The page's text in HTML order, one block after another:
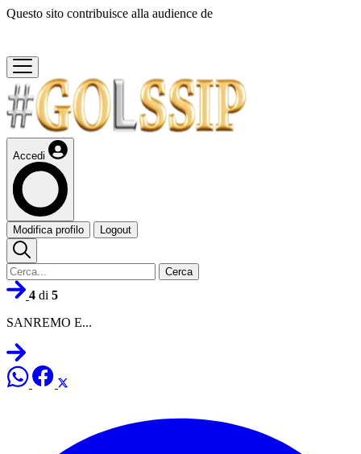
Questo sito contribuisce alla audience de
Accedi
Modifica profilo Logout
Cerca
4 di 5
SANREMO E...